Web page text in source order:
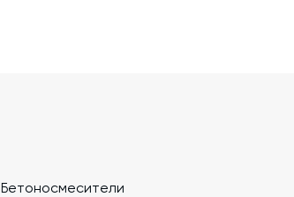
Дробильно-сортировочный
Бетоносмесители